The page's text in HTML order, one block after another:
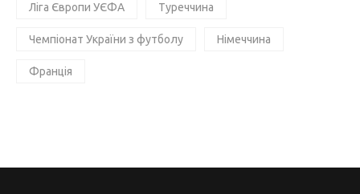
Ліга Європи УЄФА Туреччина
Чемпіонат України з футболу Німеччина
Франція